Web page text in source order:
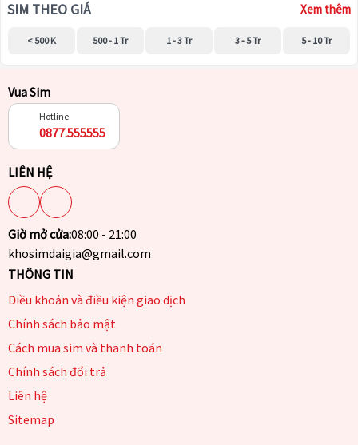
SIM THEO GIÁ Xem thêm
< 500 K 500 - 1 Tr 1 - 3 Tr 3 - 5 Tr 5 - 10 Tr
Vua Sim
Hotline
0877.555555
LIÊN HỆ
Giờ mở cửa:08:00 - 21:00
khosimdaigia@gmail.com
THÔNG TIN
Điều khoản và điều kiện giao dịch
Chính sách bảo mật
Cách mua sim và thanh toán
Chính sách đổi trả
Liên hệ
Sitemap